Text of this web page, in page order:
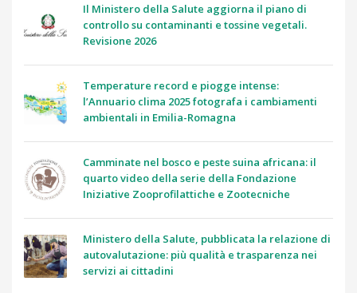
Il Ministero della Salute aggiorna il piano di
controllo su contaminanti e tossine vegetali.
Revisione 2026
Temperature record e piogge intense:
l’Annuario clima 2025 fotografa i cambiamenti
ambientali in Emilia-Romagna
Camminate nel bosco e peste suina africana: il
quarto video della serie della Fondazione
Iniziative Zooprofilattiche e Zootecniche
Ministero della Salute, pubblicata la relazione di
autovalutazione: più qualità e trasparenza nei
servizi ai cittadini